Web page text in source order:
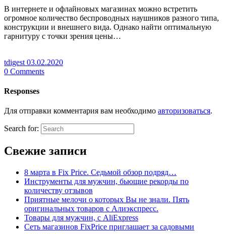
В интернете и офлайновых магазинах можно встретить
огромное количество беспроводных наушников разного типа,
конструкции и внешнего вида. Однако найти оптимальную
гарнитуру с точки зрения цены…
tdigest 03.02.2020
0 Comments
Responses
Для отправки комментария вам необходимо авторизоваться.
Search for:
Свежие записи
8 марта в Fix Price. Cедьмой обзор подряд…
Инструменты для мужчин, бьющие рекорды по
количеству отзывов
Приятные мелочи о которых Вы не знали. Пять
оригинальных товаров с Алиэкспресс.
Товары для мужчин, с AliExpress
Сеть магазинов FixPrice приглашает за садовыми